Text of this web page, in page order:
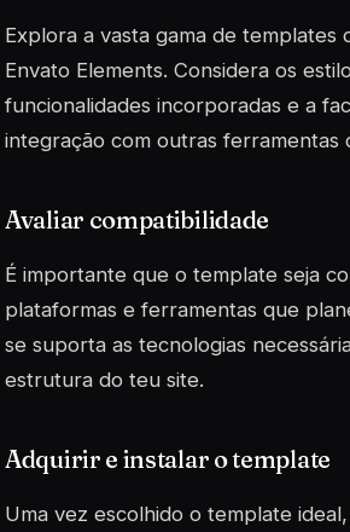
Explora a vasta gama de templates
Envato Elements. Considera os
funcionalidades incorporadas e a
integração com outras ferramentas
Avaliar compatibilidade
É importante que o template seja
plataformas e ferramentas que
se suporta as tecnologias
estrutura do teu site.
Adquirir e instalar o template
Uma vez escolhido o template